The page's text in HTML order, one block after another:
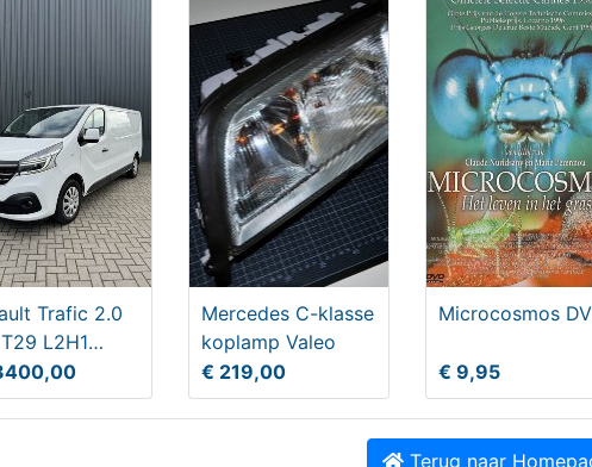
Mercedes C-klasse
Wortelhout interieurlijsten
€ 199,00
AXA
€
Trafic 2.0
L2H1
Mercedes C-klasse
koplamp Valeo
€ 219,00
Microcosmos
€ 9,95
Terug naar